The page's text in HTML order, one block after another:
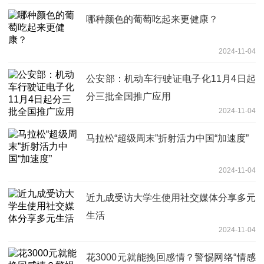
哪种颜色的葡萄吃起来更健康？
2024-11-04
公安部：机动车行驶证电子化11月4日起
分三批全国推广应用
2024-11-04
马拉松“超级周末”折射活力中国“加速度”
2024-11-04
近九成受访大学生使用社交媒体分享多元
生活
2024-11-04
花3000元就能挽回感情？警惕网络“情感